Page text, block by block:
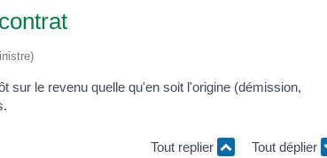
sur le revenu quelle qu'en soit l'origine (démission,
Tout replier Tout déplier